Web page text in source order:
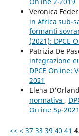
Veronica
in Africa sub-
formanti
(2021): DPCE
Patrizia De
integrazione
DPCE Online:
2021
Elena
normativa ,
Online Sp-2021
<< < 37 38 39 40 41